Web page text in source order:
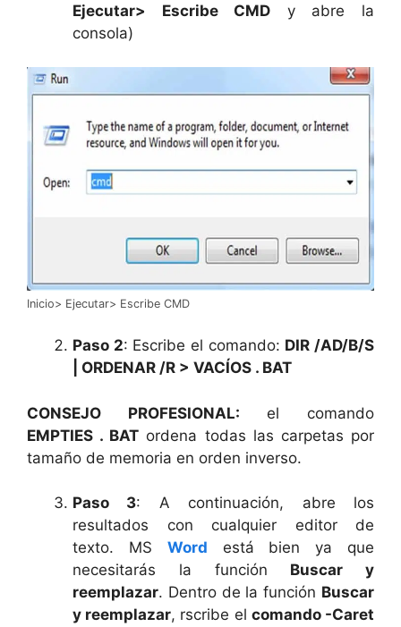
Ejecutar> Escribe CMD y abre la
consola)
Inicio> Ejecutar> Escribe CMD
Paso 2: Escribe el comando: DIR /AD/B/S
| ORDENAR /R > VACÍOS . BAT
CONSEJO PROFESIONAL: el comando
EMPTIES . BAT ordena todas las carpetas por
tamaño de memoria en orden inverso.
Paso 3: A continuación, abre los
resultados con cualquier editor de
texto. MS Word está bien ya que
necesitarás la función Buscar y
reemplazar. Dentro de la función Buscar
y reemplazar, rscribe el comando -Caret